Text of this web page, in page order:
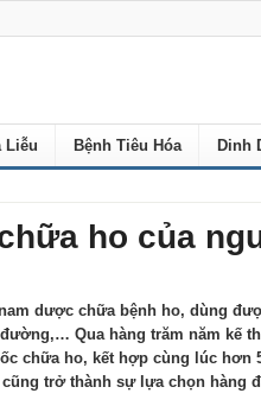
Liễu Bệnh Tiêu Hóa Dinh
ho của
dược chữa bệnh ho, dùng
Qua hàng trăm năm kế
chữa ho, kết hợp cùng lúc hơn
trở thành sự lựa chọn hàng